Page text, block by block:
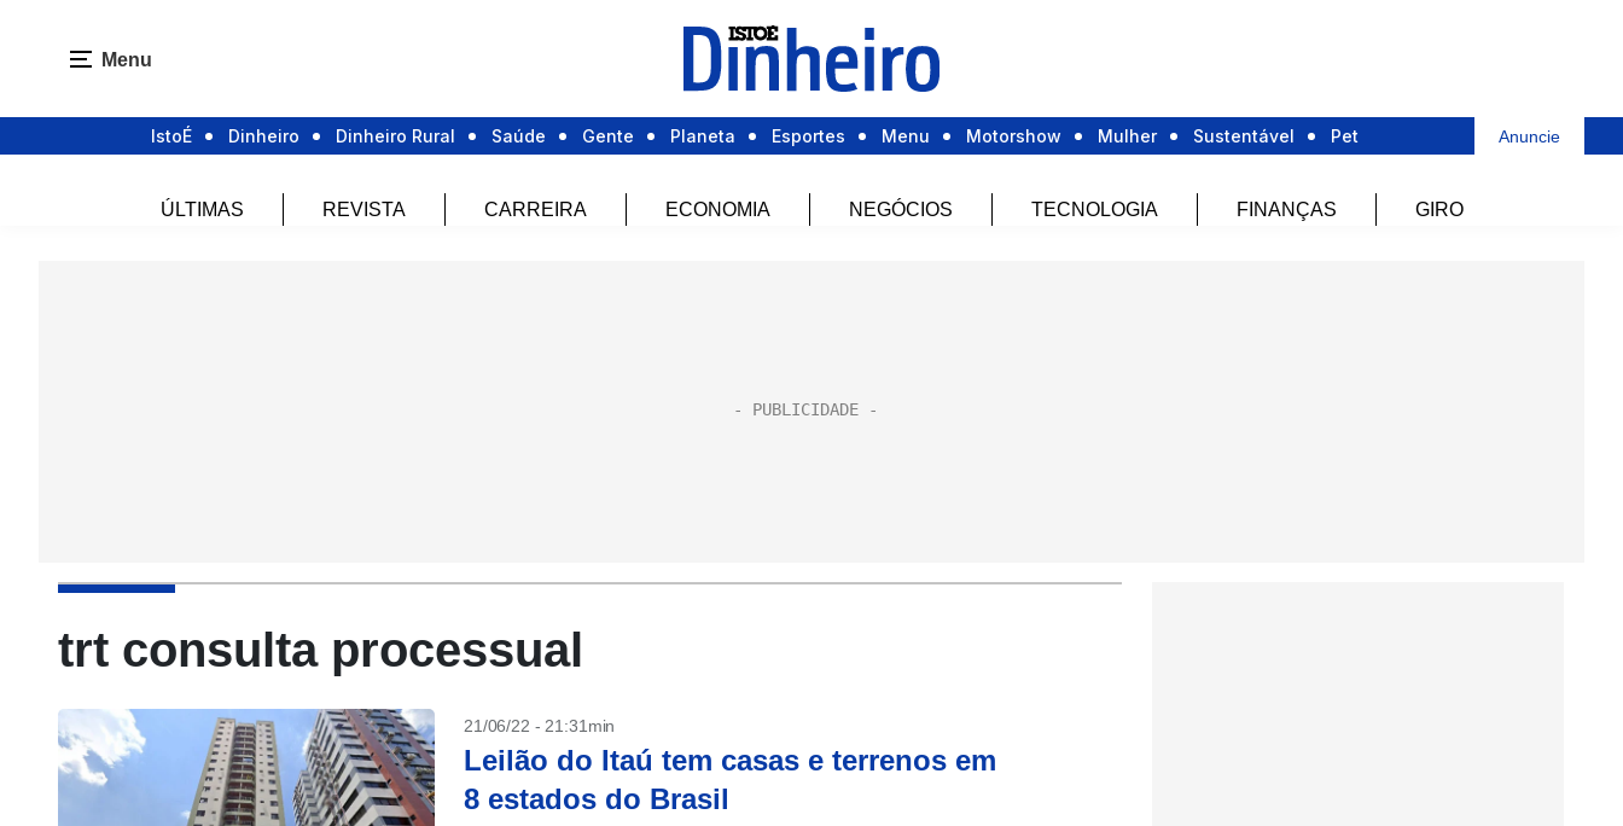
Menu
IstoÉ Dinheiro Dinheiro Rural Saúde Gente Planeta Esportes Menu Motorshow Mulher Sustentável Pet Anuncie
ÚLTIMAS REVISTA CARREIRA ECONOMIA NEGÓCIOS TECNOLOGIA FINANÇAS GIRO
trt consulta processual
21/06/22 - 21:31min
Leilão do Itaú tem casas e terrenos em
8 estados do Brasil